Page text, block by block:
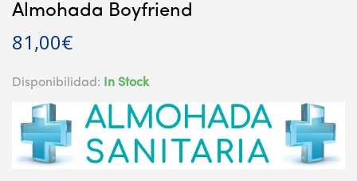
Almohada Boyfriend
81,00€
Disponibilidad: In Stock